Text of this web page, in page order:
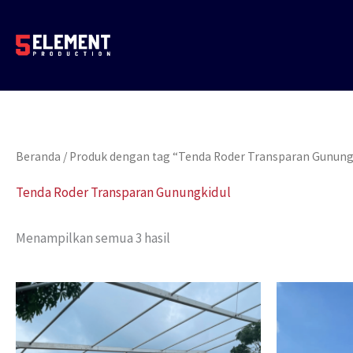
konten
Beranda / Produk dengan tag “Tenda Roder Transparan
Tenda Roder Transparan Gunungkidul
Menampilkan semua 3 hasil